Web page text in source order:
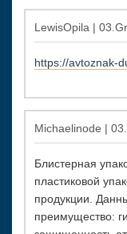
LewisOpila |
https://avtoznak-
Michaelinode |
Блистерная
пластиковой
продукции.
преимущество: